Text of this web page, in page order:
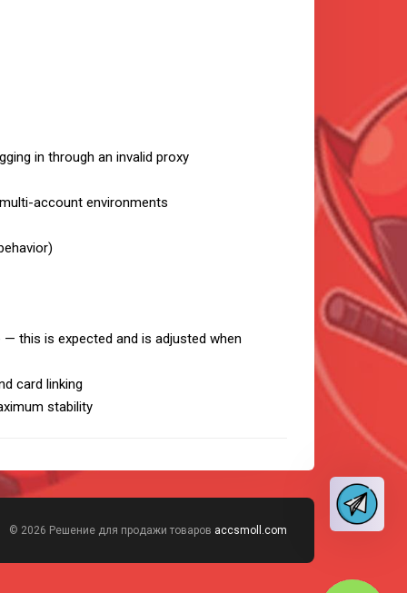
in through an invalid proxy
account environments
this is expected and is adjusted when
card linking
stability
© 2026 Решение для продажи товаров accsmoll.com